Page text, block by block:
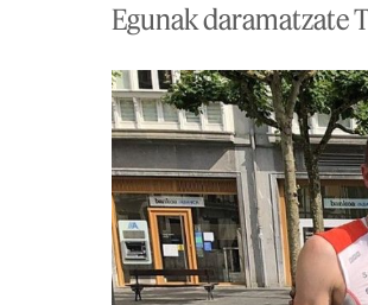
Egunak daramatzate